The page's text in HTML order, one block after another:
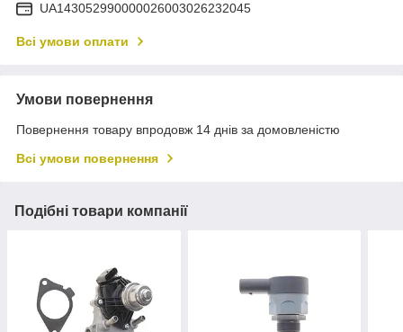
UA143052990000026003026232045
Всі умови оплати
Умови повернення
Повернення товару впродовж 14 днів за домовленістю
Всі умови повернення
Подібні товари компанії